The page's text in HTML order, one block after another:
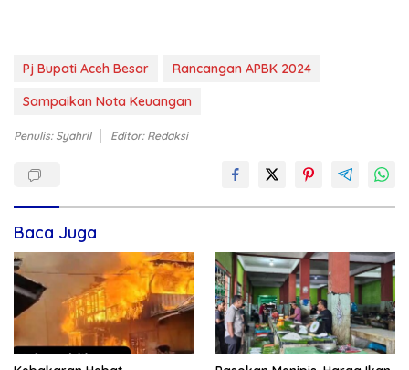
Pj Bupati Aceh Besar
Rancangan APBK 2024
Sampaikan Nota Keuangan
Penulis: Syahril Editor: Redaksi
Baca Juga